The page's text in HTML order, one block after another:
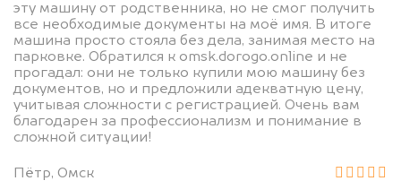
эту машину от родственника, но не смог получить
все необходимые документы на моё имя. В итоге
машина просто стояла без дела, занимая место на
парковке. Обратился к omsk.dorogo.online и не
прогадал: они не только купили мою машину без
документов, но и предложили адекватную цену,
учитывая сложности с регистрацией. Очень вам
благодарен за профессионализм и понимание в
сложной ситуации!
Пётр, Омск